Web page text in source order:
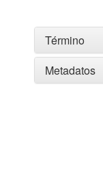
Término
Metadatos